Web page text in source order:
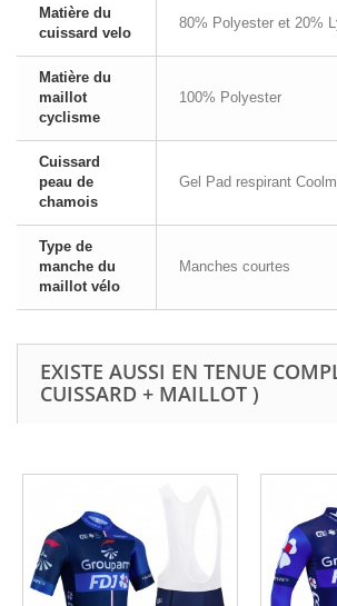
Matière du
cuissard velo
80% Polyester et 20%
Matière du
maillot
cyclisme
100% Polyester
Cuissard
peau de
chamois
Gel Pad respirant
Type de
manche du
maillot vélo
Manches courtes
EXISTE AUSSI EN TENUE
CUISSARD + MAILLOT )